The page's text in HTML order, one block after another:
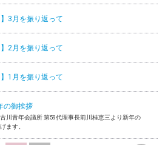
】3月を振り返って
】2月を振り返って
】1月を振り返って
の御挨拶
川青年会議所 第59代理事長前川桂恵三より新年の
ます。